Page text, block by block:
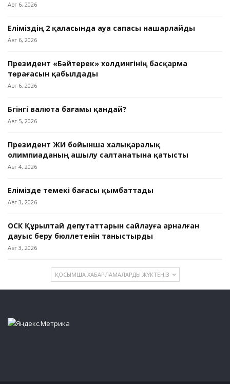
Авг 6, 2026
Еліміздің 2 қаласында ауа сапасы нашарлайды
Авг 6, 2026
Президент «Бәйтерек» холдингінің басқарма
төрағасын қабылдады
Авг 6, 2026
Бүгінгі валюта бағамы қандай?
Авг 5, 2026
Президент ЖИ бойынша халықаралық
олимпиаданың ашылу салтанатына қатысты
Авг 4, 2026
Елімізде темекі бағасы қымбаттады
Авг 3, 2026
ОСК Құрылтай депутаттарын сайлауға арналған
дауыс беру бюллетенін таныстырды
Авг 3, 2026
ҚОСЫМША ХАБАРЛАМАЛАРДЫ ЖҮКТЕҢІЗ